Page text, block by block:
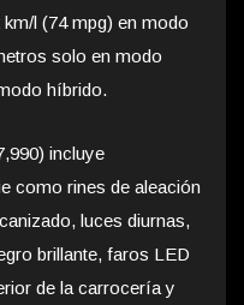
l (74 mpg) en modo
solo en modo
híbrido.
incluye
como rines de aleación
luces diurnas,
brillante, faros LED
de la carrocería y